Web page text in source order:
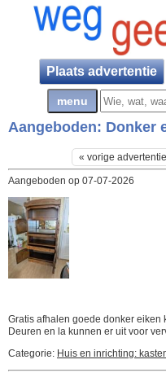
Plaats advertentie
Aangeboden: Donker
« vorige advertentie
Aangeboden op 07-07-2026
Gratis afhalen goede donker eiken
Deuren en la kunnen er uit voor
Categorie: Huis en inrichting: